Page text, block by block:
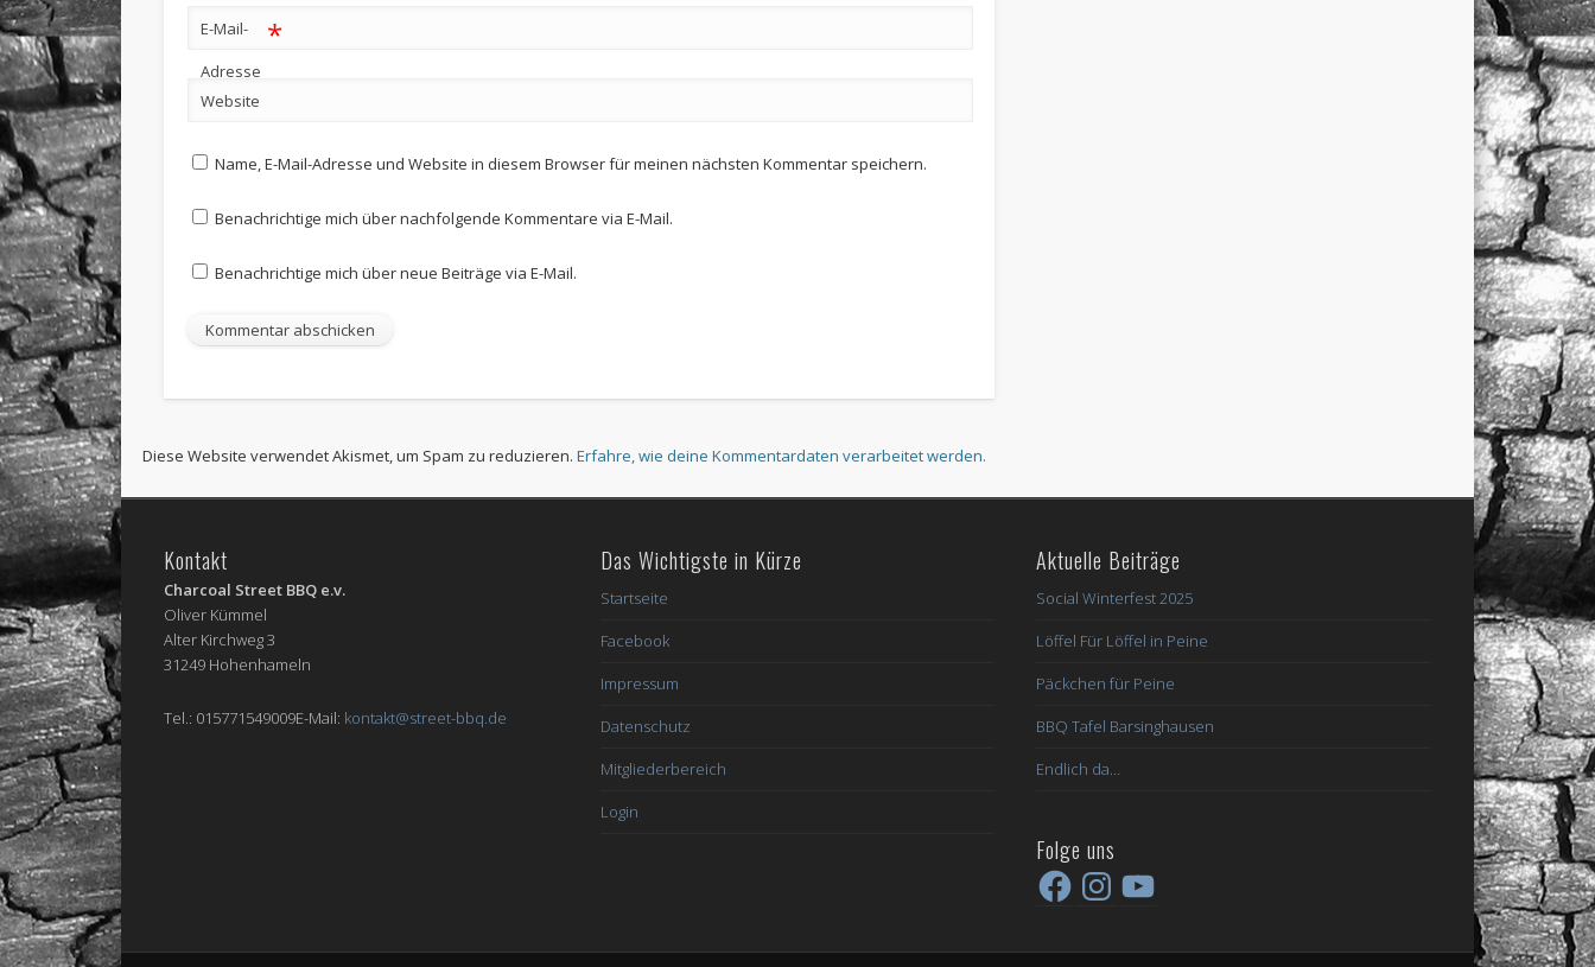
E-Mail-
Adresse
*
Website
Name, E-Mail-Adresse und Website in diesem Browser für meinen nächsten Kommentar speichern.
Benachrichtige mich über nachfolgende Kommentare via E-Mail.
Benachrichtige mich über neue Beiträge via E-Mail.
Diese Website verwendet Akismet, um Spam zu reduzieren.Erfahre, wie deine Kommentardaten verarbeitet werden.
Kontakt
Charcoal Street BBQ e.v.
Oliver Kümmel
Alter Kirchweg 3
31249 Hohenhameln
Tel.: 015771549009E-Mail: kontakt@street-bbq.de
Das Wichtigste in Kürze
Startseite
Facebook
Impressum
Datenschutz
Mitgliederbereich
Login
Aktuelle Beiträge
Social Winterfest 2025
Löffel Für Löffel in Peine
Päckchen für Peine
BBQ Tafel Barsinghausen
Endlich da…
Folge uns
FacebookInstagramYouTube